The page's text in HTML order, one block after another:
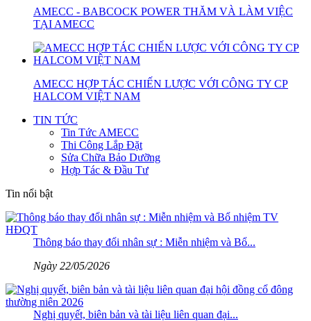
AMECC - BABCOCK POWER THĂM VÀ LÀM VIỆC
TẠI AMECC
AMECC HỢP TÁC CHIẾN LƯỢC VỚI CÔNG TY CP
HALCOM VIỆT NAM
TIN TỨC
Tin Tức AMECC
Thi Công Lắp Đặt
Sửa Chữa Bảo Dưỡng
Hợp Tác & Đầu Tư
Tin nổi bật
Thông báo thay đổi nhân sự : Miễn nhiệm và Bổ...
Ngày 22/05/2026
Nghị quyết, biên bản và tài liệu liên quan đại...